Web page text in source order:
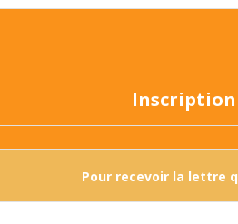
Pour recevoir la lettre